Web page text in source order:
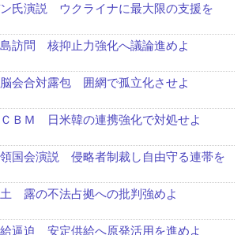
ン氏演説 ウクライナに最大限の支援を
島訪問 核抑止力強化へ議論進めよ
脳会合対露包 囲網で孤立化させよ
ＣＢＭ 日米韓の連携強化で対処せよ
領国会演説 侵略者制裁し自由守る連帯を
土 露の不法占拠への批判強めよ
給逼迫 安定供給へ原発活用を進めよ